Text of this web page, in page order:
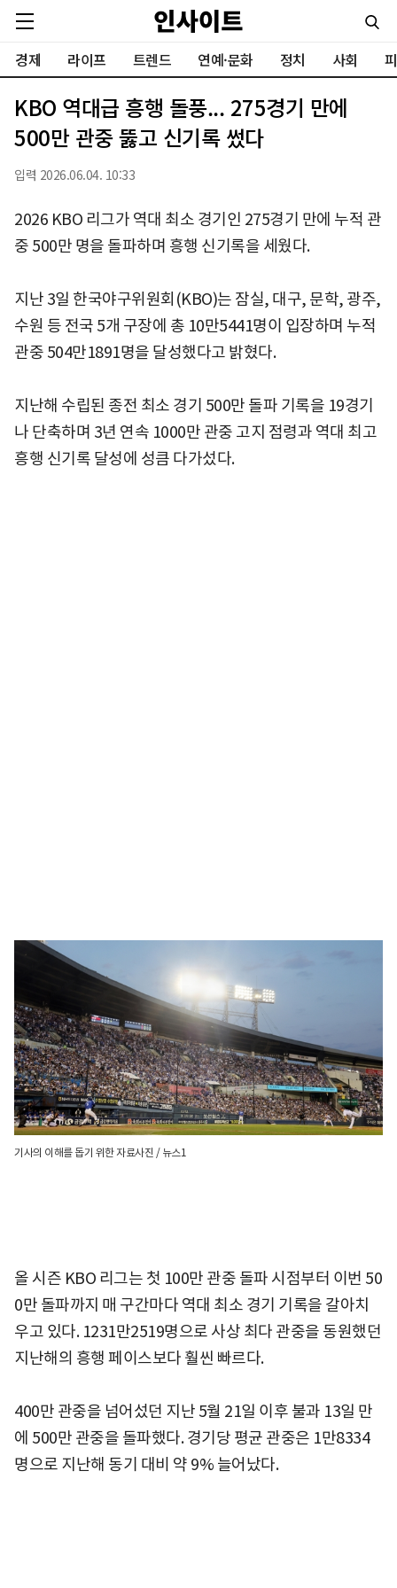
경제 라이프 트렌드 연예·문화 정치 사회
KBO 역대급 흥행 돌풍... 275경기 만에
500만 관중 뚫고 신기록 썼다
입력 2026.06.04. 10:33
2026 KBO 리그가 역대 최소 경기인 275경기 만에 누적 관
중 500만 명을 돌파하며 흥행 신기록을 세웠다.
지난 3일 한국야구위원회(KBO)는 잠실, 대구, 문학, 광주,
수원 등 전국 5개 구장에 총 10만5441명이 입장하며 누적
관중 504만1891명을 달성했다고 밝혔다.
지난해 수립된 종전 최소 경기 500만 돌파 기록을 19경기
나 단축하며 3년 연속 1000만 관중 고지 점령과 역대 최고
흥행 신기록 달성에 성큼 다가섰다.
기사의 이해를 돕기 위한 자료사진 / 뉴스1
올 시즌 KBO 리그는 첫 100만 관중 돌파 시점부터 이번 50
0만 돌파까지 매 구간마다 역대 최소 경기 기록을 갈아치
우고 있다. 1231만2519명으로 사상 최다 관중을 동원했던
지난해의 흥행 페이스보다 훨씬 빠르다.
400만 관중을 넘어섰던 지난 5월 21일 이후 불과 13일 만
에 500만 관중을 돌파했다. 경기당 평균 관중은 1만8334
명으로 지난해 동기 대비 약 9% 늘어났다.